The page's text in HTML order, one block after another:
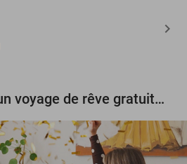
Tentez de gagner un voyage de rêve gratuit d'une valeur de 3.000 € !